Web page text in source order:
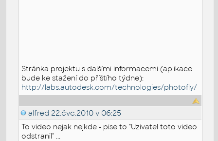
Stránka projektu s dalšími informacemi (aplikace
bude ke stažení do příštího týdne):
http://labs.autodesk.com/technologies/photofly/
alfred 22.čvc.2010 v 06:25
To video nejak nejkde - pise to "Uzivatel toto video
odstranil" ...